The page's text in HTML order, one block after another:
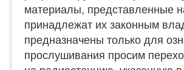
материалы, представленные
принадлежат их законным
предназначены только для
прослушивания просим